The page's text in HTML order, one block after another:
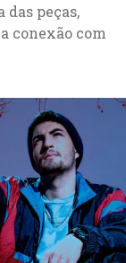
peças,
conexão com